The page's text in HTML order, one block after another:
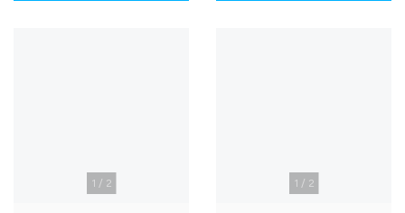
1 / 2 1 / 2